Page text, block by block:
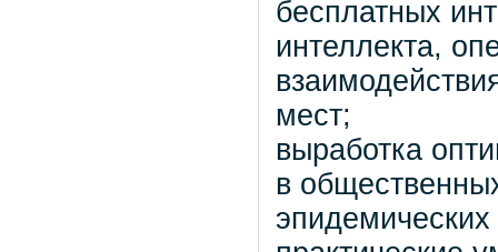
бесплатных
интеллекта,
мест;
выработка
в